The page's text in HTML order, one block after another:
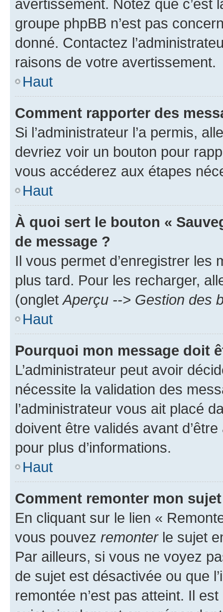
avertissement. Notez que c’est
groupe phpBB n’est pas
donné. Contactez
raisons de votre avertissement.
Haut
Comment rapporter des
Si l’administrateur l’a permis,
devriez voir un bouton pour
vous accéderez aux étapes
Haut
À quoi sert le bouton «
de message ?
Il vous permet d’enregistrer
plus tard. Pour les recharger,
(onglet Aperçu --> Gestion des
Haut
Pourquoi mon message doit
L’administrateur peut avoir
nécessite la validation des
l’administrateur vous ait placé
doivent être validés avant
pour plus d’informations.
Haut
Comment remonter mon
En cliquant sur le lien «
vous pouvez remonterle sujet
Par ailleurs, si vous ne voyez
de sujet est désactivée ou que
remontée n’est pas atteint. Il